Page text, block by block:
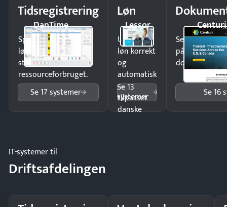
Tidsregistrering
DanTime
Spar tid på
lønberegning og få
styr på
ressourceforbruget.
Se 17 systemer
Løn
Lessor
Udbetal
løn korrekt
og
automatisk
—
tilpasset
danske
Se 13
systemer
Centuri
Send
på minutter
dokumenter.
Se 16
IT-systemer til
Driftsafdelingen